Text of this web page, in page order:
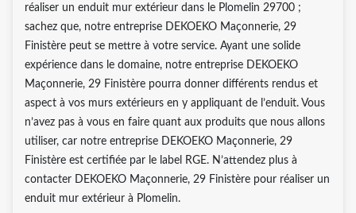
réaliser un enduit mur extérieur dans le Plomelin 29700 ;
sachez que, notre entreprise DEKOEKO Maçonnerie, 29
Finistère peut se mettre à votre service. Ayant une solide
expérience dans le domaine, notre entreprise DEKOEKO
Maçonnerie, 29 Finistère pourra donner différents rendus et
aspect à vos murs extérieurs en y appliquant de l’enduit. Vous
n’avez pas à vous en faire quant aux produits que nous allons
utiliser, car notre entreprise DEKOEKO Maçonnerie, 29
Finistère est certifiée par le label RGE. N’attendez plus à
contacter DEKOEKO Maçonnerie, 29 Finistère pour réaliser un
enduit mur extérieur à Plomelin.